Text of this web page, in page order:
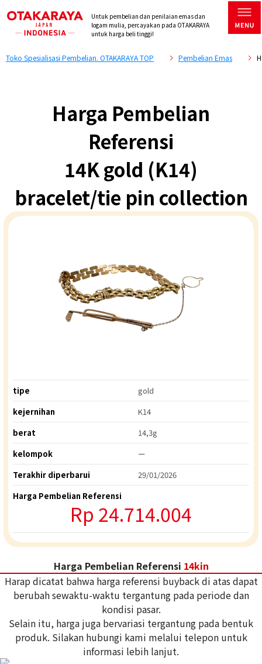
Untuk pembelian dan penilaian emas dan
logam mulia, percayakan pada OTAKARAYA
untuk harga beli tinggi!
Toko Spesialisasi Pembelian. OTAKARAYA TOP Pembelian Emas
Harga Pembelian
Referensi
14K gold (K14)
bracelet/tie pin collection
tipe
gold
kejernihan
K14
berat
14,3g
kelompok
ー
Terakhir diperbarui
29/01/2026
Harga Pembelian Referensi
Rp 24.714.004
Harga Pembelian Referensi 14kin
Harap dicatat bahwa harga referensi buyback di atas dapat
berubah sewaktu-waktu tergantung pada periode dan
kondisi pasar.
Selain itu, harga juga bervariasi tergantung pada bentuk
produk. Silakan hubungi kami melalui telepon untuk
informasi lebih lanjut.